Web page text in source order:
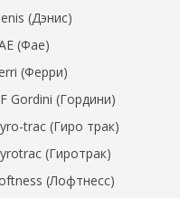
(Дэнис)
(Фае)
(Ферри)
Gordini (Гордини)
trac (Гиро трак)
(Гиротрак)
(Лофтнесс)